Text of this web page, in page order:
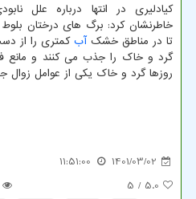
کیادلیری در انتها درباره علل
خاطرنشان کرد: برگ های درختان
تا در مناطق خشکآب کمتری را از
گرد و خاک را جذب می کنند و مانع
روزها گرد و خاک یکی از عوامل زوال
1401/03/02
11:51:00
5.0
/ 5